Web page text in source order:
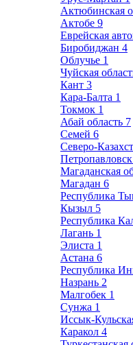
Актюбинская
Актобе 9
Еврейская
Биробиджан 4
Облучье 1
Чуйская
Кант 3
Кара-Балта 1
Токмок 1
Абай область 7
Семей 6
Северо-
Петропавловск
Магаданская
Магадан 6
Республика
Кызыл 5
Республика
Лагань 1
Элиста 1
Астана 6
Республика
Назрань 2
Малгобек 1
Сунжа 1
Иссык-
Каракол 4